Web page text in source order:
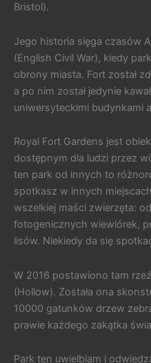
Bristol).
Jego historia sięga czasów
(English Civil War), kiedy
obrony miasta. Fort został
a po nim został jedynie
uniwersyteckimi budynkami
Royal Fort Gardens jest
dostępnym dla ludzi przez
ten park od innych to
spotkasz w innych
wszelkiej maści zwierzęta:
fotogenicznych wiewiórek,
lisów. Niekiedy da się
W 2016 postawiono tam
(Hollow). Została ona
10000 gatunków drzew
prawie każdego zakątka
Park ten uwielbiam i